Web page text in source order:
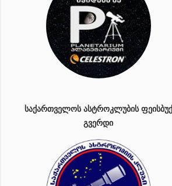
ᲡᲐᲥᲐᲠᲗᲕᲔᲚᲝᲡ ᲐᲡᲢᲠᲝᲙᲚᲣᲑᲘᲡ ᲤᲔᲘᲡᲑᲣᲥ
ᲒᲕᲔᲠᲓᲘ